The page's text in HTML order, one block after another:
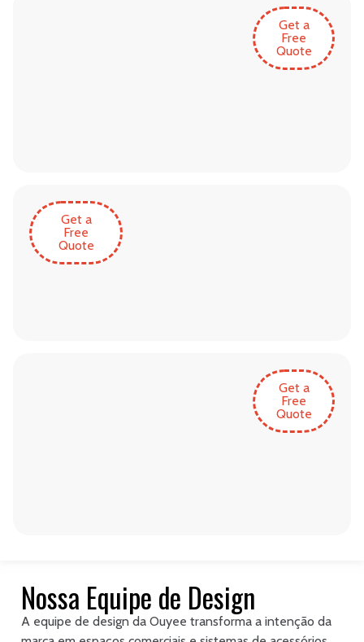
Get a
Free
Quote
Get a
Free
Quote
Get a
Free
Quote
Nossa Equipe de Design
A equipe de design da Ouyee transforma a intenção da